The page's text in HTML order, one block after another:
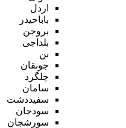
اردل
باباحیدر
بروجن
بلداجی
بن
جونقان
چلگرد
سامان
سفیددشت
سودجان
سورشجان